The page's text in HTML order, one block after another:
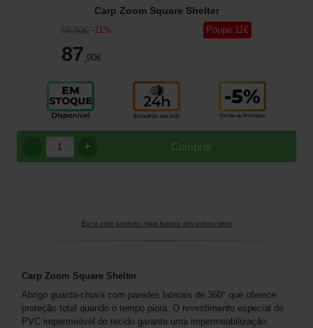
Carp Zoom Square Shelter
98,90€ -11%
87 ,90€
Poupe 11€
Comprar
+
Eu vi este produto mais barato em outros sites
Carp Zoom Square Shelter
Abrigo guarda-chuva com paredes laterais de 360° que oferece
proteção total quando o tempo piora. O revestimento especial de
PVC impermeável do tecido garante uma impermeabilização